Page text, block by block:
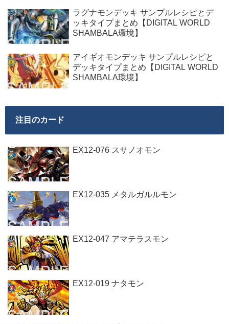
ラグナモンデッキ サンプルレシピとデ
ッキタイプまとめ【DIGITAL WORLD
SHAMBALA環境】
アイギオモンデッキ サンプルレシピと
デッキタイプまとめ【DIGITAL WORLD
SHAMBALA環境】
注目のカード
EX12-076 スサノオモン
EX12-035 メタルガルルモン
EX12-047 アマテラスモン
EX12-019 ナタモン